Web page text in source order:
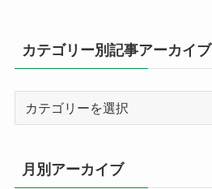
カテゴリー別記事アーカイブ
リ
ー
月別アーカイブ